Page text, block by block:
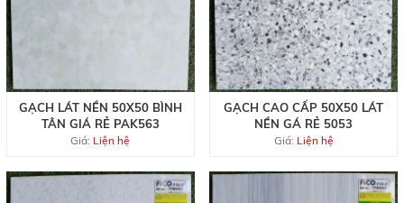
GẠCH LÁT NỀN 50X50 BÌNH
TÂN GIÁ RẺ PAK563
Giá: Liện hệ
GẠCH CAO CẤP 50X50 LÁT
NỀN GÁ RẺ 5053
Giá: Liện hệ